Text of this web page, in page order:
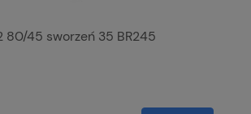
80/45 sworzeń 35 BR245